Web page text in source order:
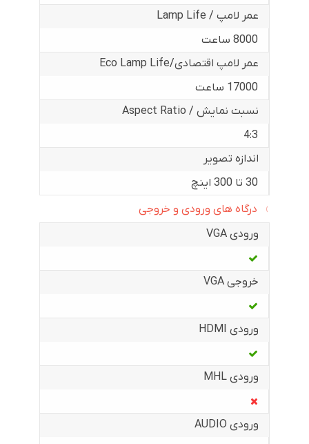
عمر لامپ / Lamp Life
8000 ساعت
عمر لامپ اقتصادی/Eco Lamp Life
17000 ساعت
نسبت نمایش / Aspect Ratio
4:3
اندازه تصویر
30 تا 300 اینچ
درگاه های ورودی و خروجی
ورودی VGA
خروجی VGA
ورودی HDMI
ورودی MHL
ورودی AUDIO